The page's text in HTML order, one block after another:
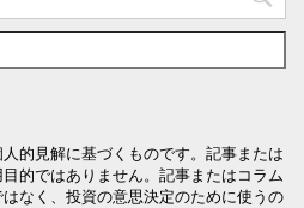
的見解に基づくものです。記事または
的ではありません。記事またはコラム
なく、投資の意思決定のために使うの